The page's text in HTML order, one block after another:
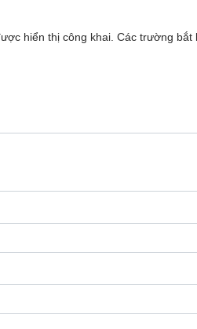
hiển thị công khai. Các trường bắt